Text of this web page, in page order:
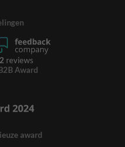
reviews
Award
award